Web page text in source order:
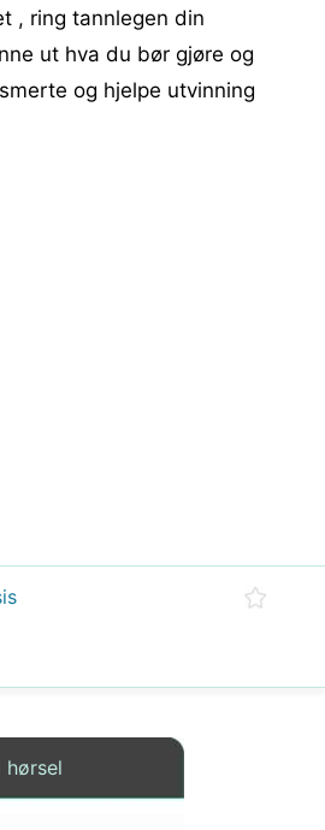
, ring tannlegen din
ut hva du bør gjøre og
og hjelpe utvinning